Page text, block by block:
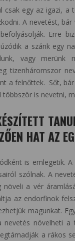
csak egy az igazi,
A nevetést,
Erre
a szánk egy
vagy merünk
tizenháromszor
a felnőttek. Sőt,
is nevetni,
HAT AZ
is emlegetik.
szólnak. A
növeli a vér
az endorfinok
magunkat.
nevetés növelheti
a rákos